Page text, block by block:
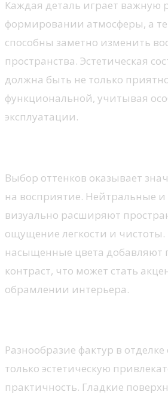
Каждая деталь играет важную
формировании атмосферы, а
способны заметно изменить
пространства. Эстетическая
должна быть не только
функциональной, учитывая
эксплуатации.
Выбор оттенков оказывает
на восприятие. Нейтральные и
визуально расширяют
ощущение легкости и чистоты.
насыщенные цвета добавляют
контраст, что может стать
обрамлении интерьера.
Разнообразие фактур в
только эстетическую
практичность. Гладкие